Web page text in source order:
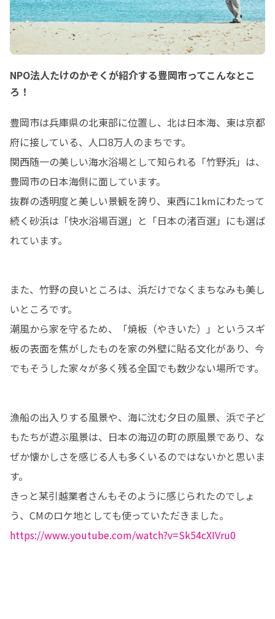
NPO法人たけのかぞくが紹介する豊岡市ってこんなとこ
ろ！
豊岡市は兵庫県の北東部に位置し、北は日本海、東は京都
府に接している、人口8万人のまちです。
関西随一の美しい海水浴場として知られる「竹野浜」は、
豊岡市の日本海側に面しています。
抜群の透明度と美しい景観を誇り、東西に1kmにわたって
続く砂浜は「快水浴場百選」と「日本の渚百選」にも選ば
れています。
また、竹野の良いところは、浜だけでなくまちなみも美し
いところです。
潮風から家を守るため、「焼板（やきいた）」というスギ
板の表面を焦がしたものを家の外壁に貼る文化があり、今
でもそうした家々が多く残る全国でも数少ない場所です。
漁船の出入りする風景や、海に沈む夕日の風景、浜で子ど
もたちが遊ぶ風景は、日本の海辺の町の原風景であり、な
ぜか懐かしさを感じる人も多くいるのではないかと思いま
す。
きっと某引越業者さんもそのように感じられたのでしょ
う、CMのロケ地としても使っていただきました。
https://www.youtube.com/watch?v=Sk54cXIVru0